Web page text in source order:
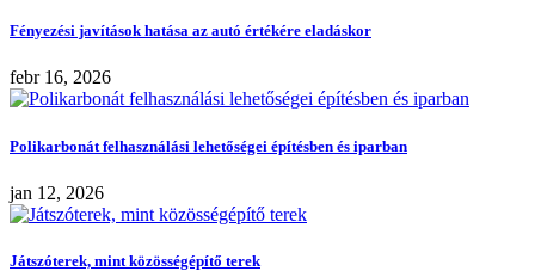
Fényezési javítások hatása az autó értékére eladáskor
febr 16, 2026
Polikarbonát felhasználási lehetőségei építésben és iparban
jan 12, 2026
Játszóterek, mint közösségépítő terek